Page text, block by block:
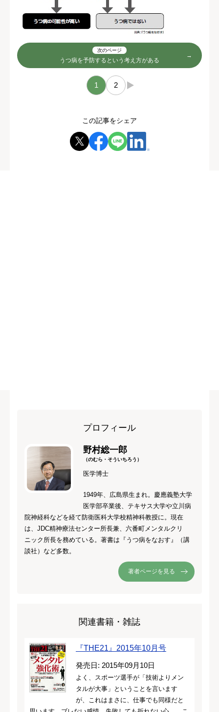
次のページ
うつ病を予防するという考え方がある
1 2 →
この記事をシェア
プロフィール
野村総一郎
（のむら・そういちろう）
医学博士
1949年、広島県生まれ。慶應義塾大学
医学部卒業後、テキサス大学や立川病
院神経科などを経て防衛医科大学校精神科教授に。現在
は、JDC精神療法センター所長兼、六番町メンタルクリ
ニック所長を務めている。著書は『うつ病をなおす』（講
談社）など多数。
著者ページを見る
関連書籍・雑誌
『THE21』2015年10月号
発売日: 2015年09月10日
よく、スポーツ選手が「技術よりメン
タルが大事」ということを言います
が、これはまさに、仕事でも同様だと